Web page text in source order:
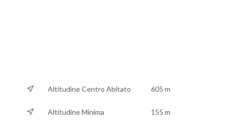
Altitudine Centro Abitato 605 m
Altitudine Minima 155 m